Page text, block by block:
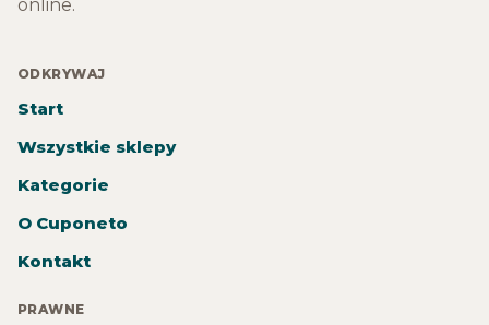
online.
ODKRYWAJ
Start
Wszystkie sklepy
Kategorie
O Cuponeto
Kontakt
PRAWNE